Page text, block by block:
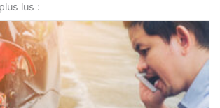
lus :